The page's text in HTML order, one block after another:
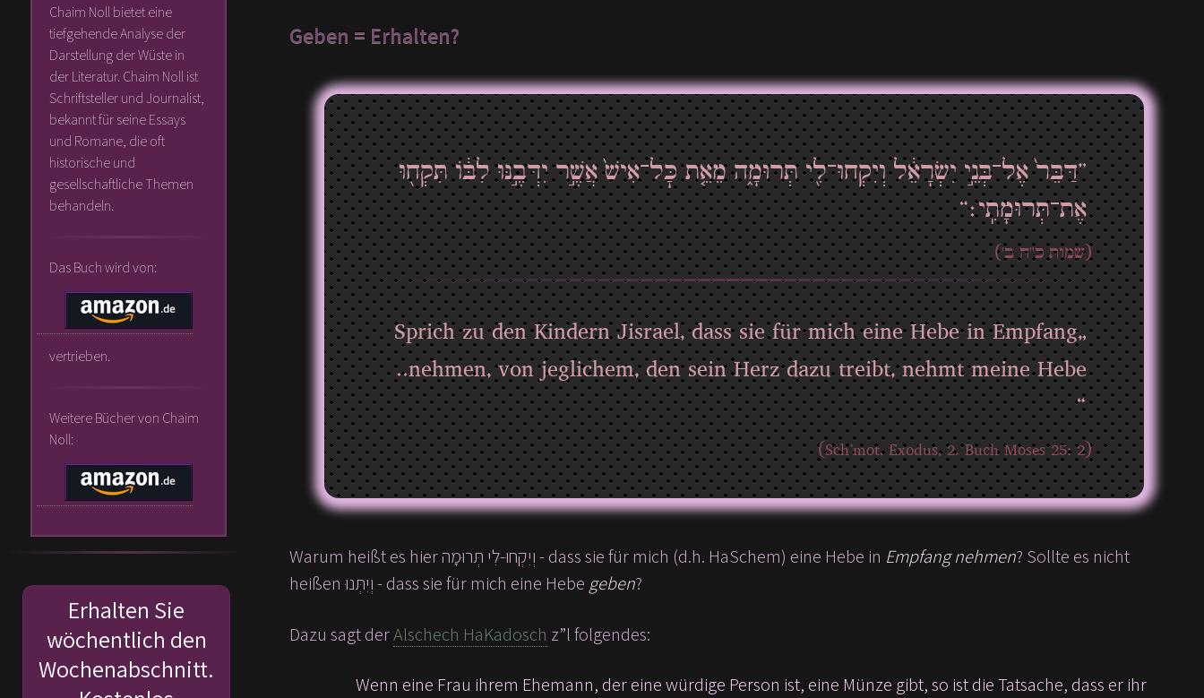
Geben = Erhalten?
”דַּבֵּר֙ אֶל־בְּנֵ֣י יִשְׂרָאֵ֔ל וְיִקְחוּ־לִ֖י תְּרוּמָ֑ה מֵאֵ֤ת כׇּל־אִישׁ֙ אֲשֶׁ֣ר יִדְּבֶ֣נּוּ לִבּ֔וֹ תִּקְח֖וּ
אֶת־תְּרוּמָתִֽי׃“
(שמות כ"ה ב')
„Sprich zu den Kindern Jisrael, dass sie für mich eine Hebe in Empfang
nehmen, von jeglichem, den sein Herz dazu treibt, nehmt meine Hebe..
“
(Sch‘mot, Exodus, 2. Buch Moses 25: 2)
Warum heißt es hier וְיִקְחוּ-לִי תְּרוּמָה - dass sie für mich (d.h. HaSchem) eine Hebe in Empfang nehmen? Sollte es nicht
heißen וְיִתְּנוּ - dass sie für mich eine Hebe geben?
Dazu sagt derAlschech HaKadosch z”l folgendes:
Wenn eine Frau ihrem Ehemann, der eine würdige Person ist, eine Münze gibt, so ist die Tatsache, dass er ihr
Chaim Noll bietet eine
tiefgehende Analyse der
Darstellung der Wüste in
der Literatur. Chaim Noll ist
Schriftsteller und Journalist,
bekannt für seine Essays
und Romane, die oft
historische und
gesellschaftliche Themen
behandeln.
Das Buch wird von:
vertrieben.
Weitere Bücher von Chaim
Noll:
Erhalten Sie
wöchentlich den
Wochenabschnitt.